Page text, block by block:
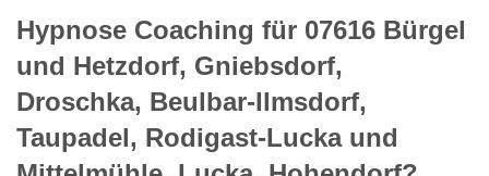
Hypnose Coaching für 07616 Bürgel
und Hetzdorf, Gniebsdorf,
Droschka, Beulbar-Ilmsdorf,
Taupadel, Rodigast-Lucka und